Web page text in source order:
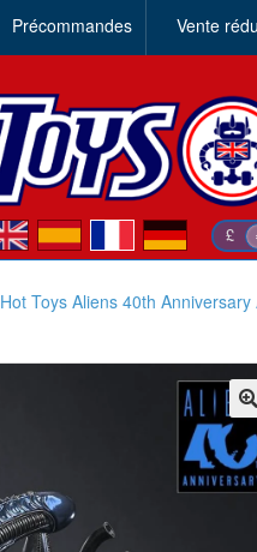
Précommandes Vente
£
es de
Hot Toys Aliens 40th
🔍